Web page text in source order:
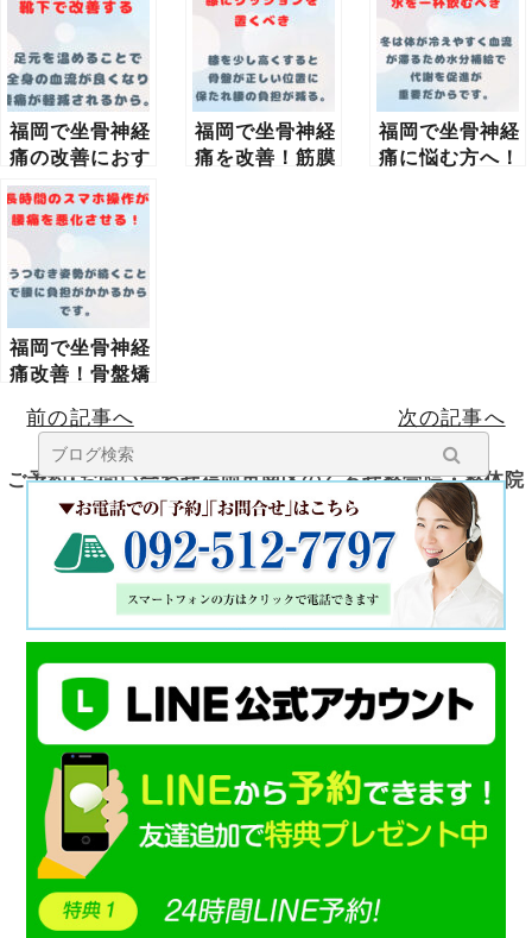
福岡で坐骨神経
痛の改善におす
すめの整骨院と
冬の腰痛対策
福岡で坐骨神経
痛を改善！筋膜
福岡で坐骨神経
痛に悩む方へ！
福岡で坐骨神経
痛改善！骨盤矯
果とスマホ操作
による腰痛悪化
の関係
前の記事へ 次の記事へ
ご予約･お問い合わせ福岡市南区のくろせ整骨院・整体院